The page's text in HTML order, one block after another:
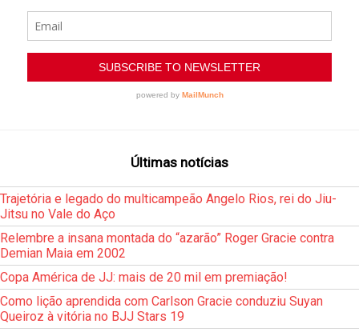
Últimas notícias
Trajetória e legado do multicampeão Angelo Rios, rei do Jiu-
Jitsu no Vale do Aço
Relembre a insana montada do “azarão” Roger Gracie contra
Demian Maia em 2002
Copa América de JJ: mais de 20 mil em premiação!
Como lição aprendida com Carlson Gracie conduziu Suyan
Queiroz à vitória no BJJ Stars 19